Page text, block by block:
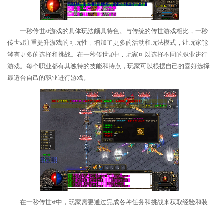
一秒传世sf游戏的具体玩法颇具特色。与传统的传世游戏相比，一秒
传世sf注重提升游戏的可玩性，增加了更多的活动和玩法模式，让玩家能
够有更多的选择和挑战。在一秒传世sf中，玩家可以选择不同的职业进行
游戏。每个职业都有其独特的技能和特点，玩家可以根据自己的喜好选择
最适合自己的职业进行游戏。
在一秒传世sf中，玩家需要通过完成各种任务和挑战来获取经验和装